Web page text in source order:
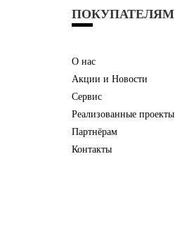
ПОКУПАТЕЛЯМ
О нас
Акции и Новости
Сервис
Реализованные проекты
Партнёрам
Контакты